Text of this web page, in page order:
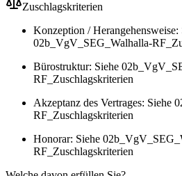
Zuschlagskriterien
Konzeption / Herangehensweise:
02b_VgV_SEG_Walhalla-
Bürostruktur: Siehe
RF_Zuschlagskriterien
Akzeptanz des Vertrages: Siehe
RF_Zuschlagskriterien
Honorar: Siehe
RF_Zuschlagskriterien